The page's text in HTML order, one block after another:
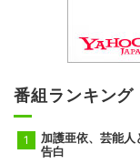
番組ランキング
加護亜依、芸能人
告白